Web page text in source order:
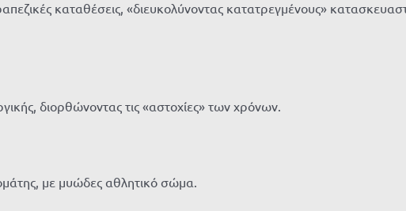
καταθέσεις, «διευκολύνοντας κατατρεγμένους»
διορθώνοντας τις «αστοχίες» των χρόνων.
με μυώδες αθλητικό σώμα.